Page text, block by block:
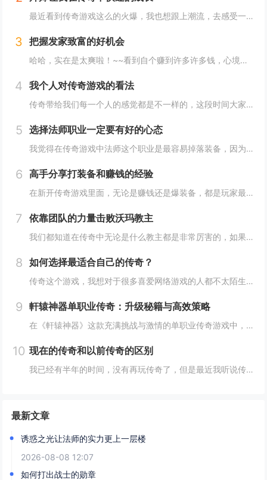
最近看到传奇游戏这么的火爆，我也想跟上潮流，去感受一下游戏的乐趣。但是也不知道为什么，不管我怎么玩，都很难强大起来，这样自然也就无法体验到游戏的乐趣，所以在我自己尝试了几天以后，我发现我对于这款游戏真的没有感觉，于是就想要放弃。也就是这个...
3 把握发家致富的好机会
哈哈，实在是太爽啦！~~看到自个赚到许多许多钱，心境是反常的高兴啊。。尽管这些钱，仅仅在新开传奇私服中，才干运用，但也不错啦。。在传奇的国际，能实现变成百万富翁的梦也很赞！~~嘿嘿，通知我们个发财致富的秘密哦，错过了这个时机，你会很惋惜的！...
4 我个人对传奇游戏的看法
传奇带给我们每一个人的感觉都是不一样的，这段时间大家都在不断的争论平衡点这个问题，我觉得传奇对于这个问题设定的就非常合理，每个职业都相互克制，每个职业又能互相弥补，这是传奇里面做的非常完美的表现，暂时这个职业是传奇，里面一个近战强大的职业...
5 选择法师职业一定要有好的心态
我觉得在传奇游戏中法师这个职业是最容易掉落装备，因为法师这个职业比较脆弱，所以在游戏中经常死亡。但是在这里我并不是说法师职业不厉害，法师最厉害的技能就是魔法技能，但是这个职业本身也存在着许多的缺点。血比较少就是法师最大的致命弱点。无论是在...
6 高手分享打装备和赚钱的经验
在新开传奇游戏里面，无论是赚钱还是爆装备，都是玩家最为关心的话题，是玩家讨论的最多的一个话题，有哪些地方是比较容易赚钱和打装备的呢？记得我在这里就和大家一起分享一下打装备和赚钱的一些游戏心得，希望能够帮助大家在传奇中快速的成长。...
7 依靠团队的力量击败沃玛教主
我们都知道在传奇中无论是什么教主都是非常厉害的，如果我们在游戏中想要单挑教主的话，结局是非常凄凉的。我现在的等级已经达到了30级。我在游戏中选择的是法师职业，不过以我的能力还是没有办法单挑教主，因为这个破事实在是太厉害了，所以想要成功的击...
8 如何选择最适合自己的传奇？
传奇这个游戏，我想对于很多喜爱网络游戏的人都不太陌生，因为就算你没有玩过这个游戏，也一定听说过他的大名，我们在玩传奇的时候都会选择一个自己喜欢的版本和职业，这样在传奇中才能体验到现实生活当中体验不到的乐趣，特别是很多的玩家都比较喜欢在游戏...
9 軒辕神器单职业传奇：升级秘籍与高效策略
在《軒辕神器》这款充满挑战与激情的单职业传奇游戏中，升级是每位玩家通往强者之路的必经之路。不同于传统多职业游戏，单职业设定让每位玩家都能体验到角色成长的独特魅力，但同时也对升级策略提出了更高要求。以下是一些实用的升级技巧与高效策略，助你在...
10 现在的传奇和以前传奇的区别
我已经有半年的时间，没有再玩传奇了，但是最近我听说传奇已经和以前有很大的区别，所以我就决定进传奇，看一看到底有哪些区别。我记得上次离开传奇的主要原因就是因为我的账号被盗了，所以之后我也没有再进入游戏，那个时候玩传奇，感觉真的非常有意思。可...
最新文章
诱惑之光让法师的实力更上一层楼
2026-08-08 12:07
如何打出战士的勋章